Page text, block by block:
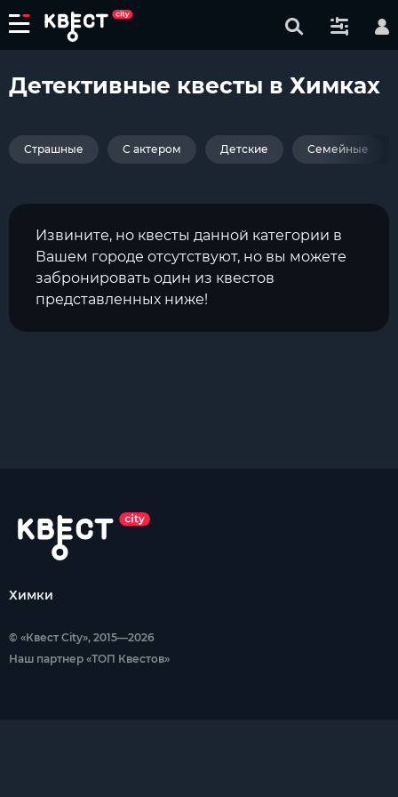
Детективные квесты в Химках
Страшные С актером Детские Семейные
Извините, но квесты данной категории в
Вашем городе отсутствуют, но вы можете
забронировать один из квестов
представленных ниже!
Химки
© «Квест City», 2015—2026
Наш партнер «ТОП Квестов»